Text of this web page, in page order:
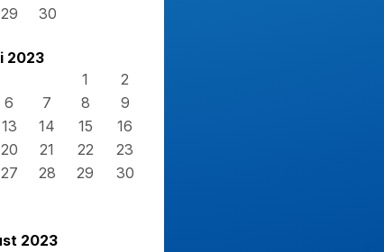
29 30
2023
1
2
6 7 8
9
13 14 15
16
20 21 22
23
27 28 29
30
2023